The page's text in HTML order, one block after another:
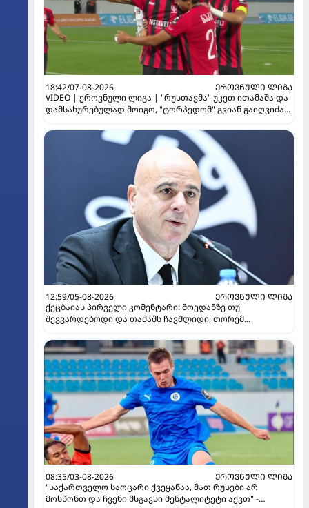
18:42/07-08-2026
ᲔᲠᲝᲕᲜᲣᲚᲘ ᲚᲘᲒᲐ
VIDEO | ეროვნული ლიგა | "რუსთავმა" უკეთ ითამაშა და
დამსახურებულად მოიგო, "ტორპედომ" გვიან გაიღვიძა...
12:59/05-08-2026
ᲔᲠᲝᲕᲜᲣᲚᲘ ᲚᲘᲒᲐ
ქეცბაიას პირველი კომენტარი: მოედანზე თუ
შევვარდებოდი და თამაშს ჩავშლიდი, თორემ...
08:35/03-08-2026
ᲔᲠᲝᲕᲜᲣᲚᲘ ᲚᲘᲒᲐ
"საქართველო საოცარი ქვეყანაა, მათ რუსები არ
მოსწონთ და ჩვენი მსგავსი მენტალიტეტი აქვთ" -